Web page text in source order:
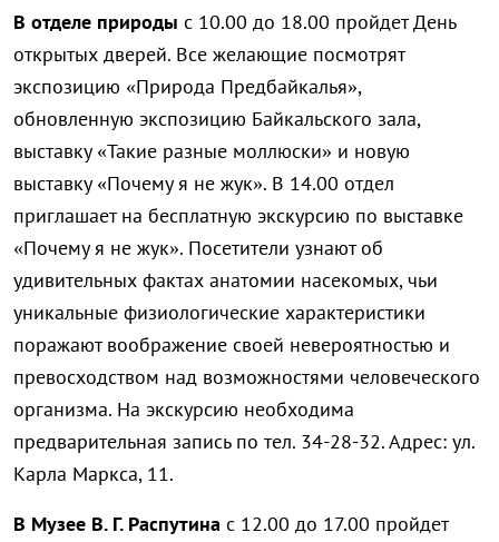
В отделе природы с 10.00 до 18.00 пройдет День
открытых дверей. Все желающие посмотрят
экспозицию «Природа Предбайкалья»,
обновленную экспозицию Байкальского зала,
выставку «Такие разные моллюски» и новую
выставку «Почему я не жук». В 14.00 отдел
приглашает на бесплатную экскурсию по выставке
«Почему я не жук». Посетители узнают об
удивительных фактах анатомии насекомых, чьи
уникальные физиологические характеристики
поражают воображение своей невероятностью и
превосходством над возможностями человеческого
организма. На экскурсию необходима
предварительная запись по тел. 34-28-32. Адрес: ул.
Карла Маркса, 11.
В Музее В. Г. Распутина с 12.00 до 17.00 пройдет